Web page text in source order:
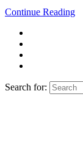
Continue Reading
Search for: